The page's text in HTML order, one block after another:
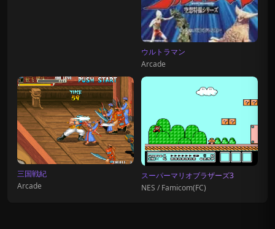
ウルトラマン
Arcade
三国戦紀
Arcade
スーパーマリオブラザーズ3
NES / Famicom(FC)